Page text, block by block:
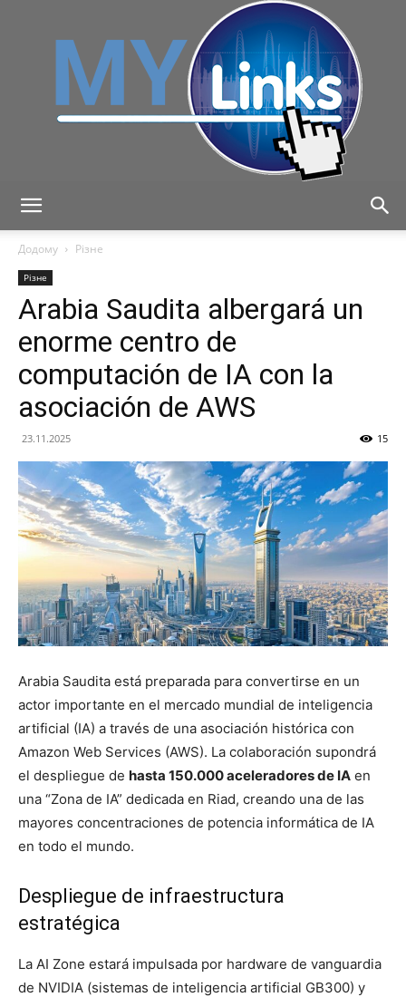
Додому
Різне
Різне
Arabia Saudita albergará un
enorme centro de
computación de IA con la
asociación de AWS
23.11.2025 15
Arabia Saudita está preparada para convertirse en un
actor importante en el mercado mundial de inteligencia
artificial (IA) a través de una asociación histórica con
Amazon Web Services (AWS). La colaboración supondrá
el despliegue de hasta 150.000 aceleradores de IA en
una “Zona de IA” dedicada en Riad, creando una de las
mayores concentraciones de potencia informática de IA
en todo el mundo.
Despliegue de infraestructura
estratégica
La AI Zone estará impulsada por hardware de vanguardia
de NVIDIA (sistemas de inteligencia artificial GB300) y